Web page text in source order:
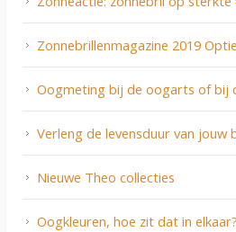
Zonnebrillenmagazine 2019
Oogmeting bij de oogarts of bij
Verleng de levensduur van jouw
Nieuwe Theo collecties
Oogkleuren, hoe zit dat in elkaar?